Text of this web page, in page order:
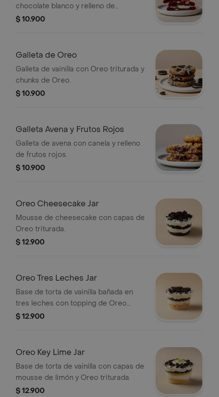
chocolate blanco y relleno de
Cheesecake.
$ 10.900
Galleta de Oreo
Galleta de vainilla con Oreo triturada y
chunks de Oreo.
$ 10.900
Galleta Avena y Frutos Rojos
Galleta de avena con canela y relleno
de frutos rojos.
$ 10.900
Oreo Cheesecake Jar
Mousse de cheesecake con capas de
Oreo triturada.
$ 12.900
Oreo Tres Leches Jar
Base de torta de vainilla bañada en
tres leches con topping de Oreo
triturada.
$ 12.900
Oreo Key Lime Jar
Base de torta de vainilla con capas de
mousse de limón y Oreo triturada.
$ 12.900